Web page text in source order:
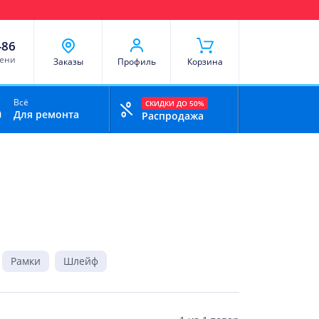
Заказы Профиль Корзина
Всё
Для ремонта
СКИДКИ ДО 50%
Распродажа
Рамки Шлейф